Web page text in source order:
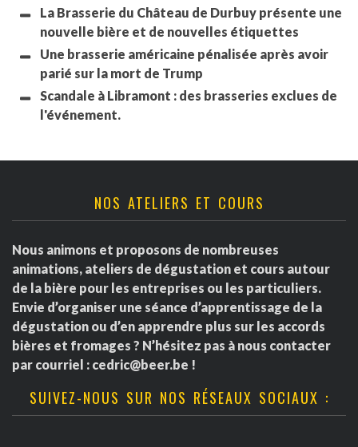
La Brasserie du Château de Durbuy présente une
nouvelle bière et de nouvelles étiquettes
Une brasserie américaine pénalisée après avoir
parié sur la mort de Trump
Scandale à Libramont : des brasseries exclues de
l'événement.
NOS ATELIERS ET COURS
Nous animons et proposons de nombreuses
animations, ateliers de dégustation et cours autour
de la bière pour les entreprises ou les particuliers.
Envie d’organiser une séance d’apprentissage de la
dégustation ou d’en apprendre plus sur les accords
bières et fromages ? N’hésitez pas à nous contacter
par courriel : cedric@beer.be !
SUIVEZ-NOUS SUR NOS RÉSEAUX SOCIAUX :